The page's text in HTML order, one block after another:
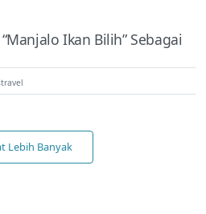
Ikan Bilih” Sebagai
Lebih Banyak